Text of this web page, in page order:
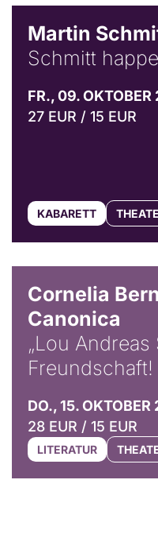
Martin
Schmitt
FR., 09. OKTOBER
27 EUR / 15 EUR
KABARETT
Cornelia
Canonica
„Lou Andreas
Freundschaft!
DO., 15. OKTOBER
28 EUR / 15 EUR
LITERATUR